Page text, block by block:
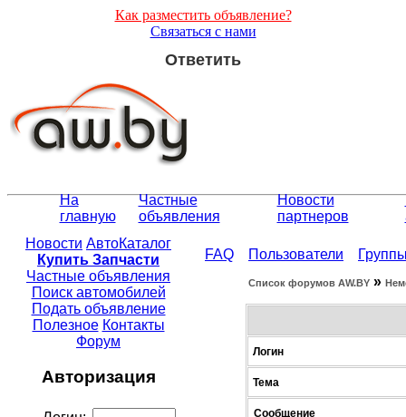
Как разместить объявление?
Связаться с нами
Ответить
На
главную
Частные
объявления
Новости
партнеров
Новости АвтоКаталог
Купить Запчасти
Частные объявления
Поиск автомобилей
Подать объявление
Полезное Контакты
Форум
Авторизация
FAQ Пользователи
Список форумов АW.BY »
Логин
Тема
Сообщение